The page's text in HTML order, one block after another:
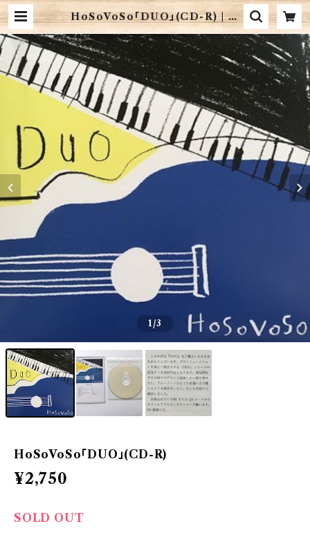
HoSoVoSo「DUO」(CD-R) | 音
楽CD販売 珈琲マインド
1/3
HoSoVoSo「DUO」(CD-R)
¥2,750
SOLD OUT